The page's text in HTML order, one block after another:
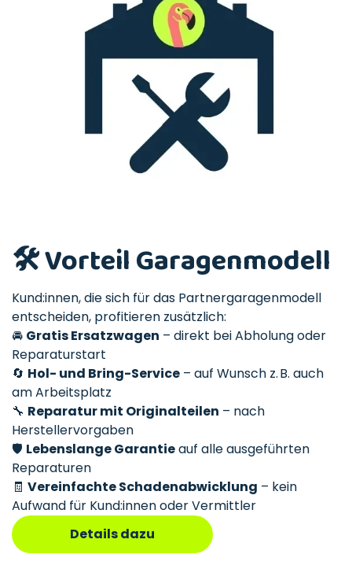
🛠️ Vorteil Garagenmodell
Kund:innen, die sich für das Partnergaragenmodell
entscheiden, profitieren zusätzlich:
🚘 Gratis Ersatzwagen – direkt bei Abholung oder
Reparaturstart
🔄 Hol- und Bring-Service – auf Wunsch z. B. auch
am Arbeitsplatz
🔧 Reparatur mit Originalteilen – nach
Herstellervorgaben
🛡️ Lebenslange Garantieauf alle ausgeführten
Reparaturen
🧾 Vereinfachte Schadenabwicklung – kein
Aufwand für Kund:innen oder Vermittler
Details dazu